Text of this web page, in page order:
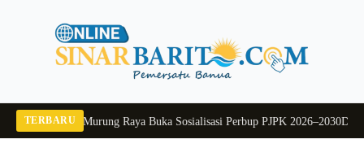
TERBARU
Pj Sekda Murung Raya Buka Sosialisasi Perbup PJPK 2026–2030Dukung